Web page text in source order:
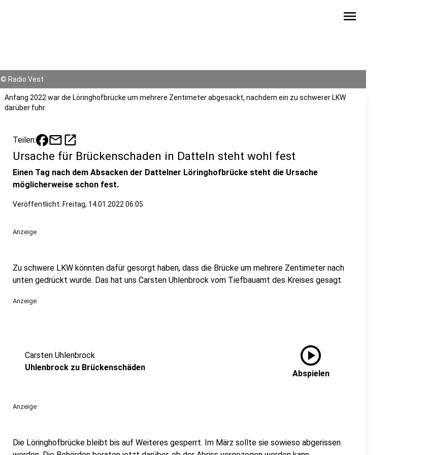
menu
© Radio Vest
Anfang 2022 war die Löringhofbrücke um mehrere Zentimeter abgesackt, nachdem ein zu schwerer LKW
darüber fuhr.
Teilen: mailopen_in_new
Ursache für Brückenschaden in Datteln steht wohl fest
Einen Tag nach dem Absacken der Dattelner Löringhofbrücke steht die Ursache
möglicherweise schon fest.
Veröffentlicht: Freitag, 14.01.2022 06:05
Anzeige
Zu schwere LKW könnten dafür gesorgt haben, dass die Brücke um mehrere Zentimeter nach
unten gedrückt wurde. Das hat uns Carsten Uhlenbrock vom Tiefbauamt des Kreises gesagt.
Anzeige
Carsten Uhlenbrock
Uhlenbrock zu Brückenschäden
play_circle
Abspielen
Anzeige
Die Löringhofbrücke bleibt bis auf Weiteres gesperrt. Im März sollte sie sowieso abgerissen